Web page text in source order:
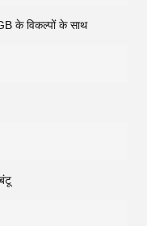
के विकल्पों के साथ